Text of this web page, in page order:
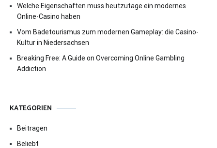
Welche Eigenschaften muss heutzutage ein modernes
Online-Casino haben
Vom Badetourismus zum modernen Gameplay: die Casino-
Kultur in Niedersachsen
Breaking Free: A Guide on Overcoming Online Gambling
Addiction
KATEGORIEN
Beitragen
Beliebt